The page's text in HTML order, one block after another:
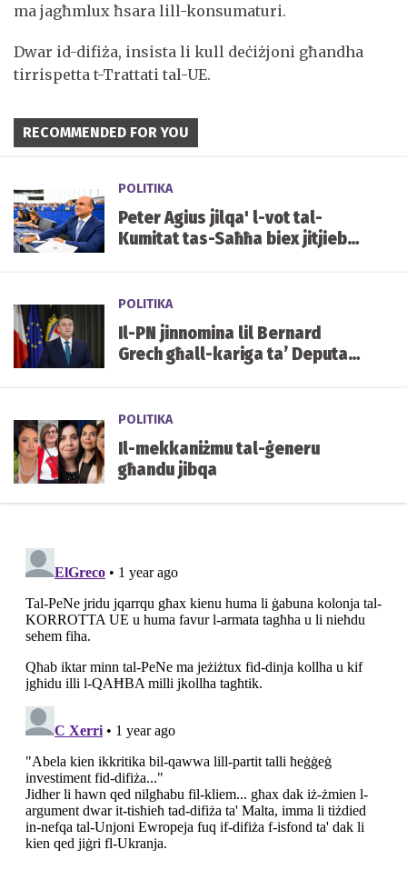
ma jagħmlux ħsara lill-konsumaturi.
Dwar id-difiża, insista li kull deċiżjoni għandha
tirrispetta t-Trattati tal-UE.
RECOMMENDED FOR YOU
POLITIKA
Peter Agius jilqa' l-vot tal-
Kumitat tas-Saħħa biex jitjiebu
POLITIKA
Il-PN jinnomina lil Bernard
Grech għall-kariga ta’ Deputat
POLITIKA
Il-mekkaniżmu tal-ġeneru
għandu jibqa